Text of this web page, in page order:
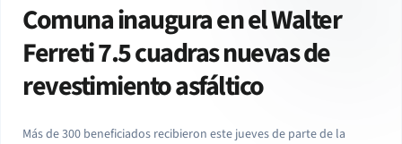
Comuna inaugura en el Walter
Ferreti 7.5 cuadras nuevas de
revestimiento asfáltico
Más de 300 beneficiados recibieron este jueves de parte de la